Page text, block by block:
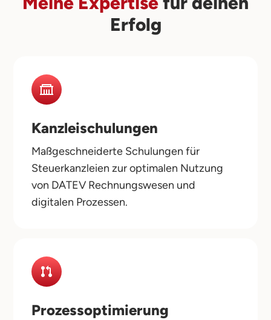
Erfolg
Kanzleischulungen
Maßgeschneiderte Schulungen für
Steuerkanzleien zur optimalen Nutzung
von DATEV Rechnungswesen und
digitalen Prozessen.
Prozessoptimierung